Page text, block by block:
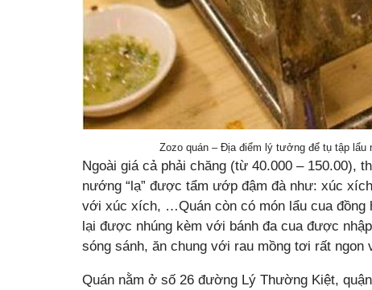
Zozo quán – Địa điểm lý tưởng để tụ tập lẩu
Ngoài giá cả phải chăng (từ 40.000 – 150.00),
nướng “lạ” được tẩm ướp đậm đà như: xúc
với xúc xích, …Quán còn có món lẩu cua đồng
lại được nhúng kèm với bánh đa cua được
sóng sánh, ăn chung với rau mồng tơi rất ngon
Quán nằm ở số 26 đường Lý Thường Kiệt,